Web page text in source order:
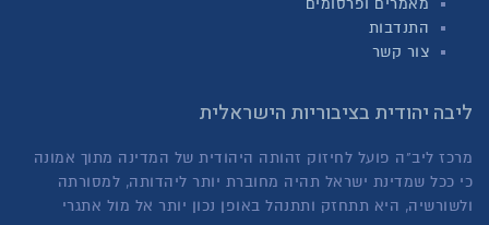
מאמרים ופרסומים
התנדבות
צור קשר
ליבה יהודית בציבוריות הישראלית
מרכז ליב"ה פועל לחיזוק זהותה היהודית של המדינה מתוך אמונה
כי ככל שמדינת ישראל תהיה מחוברת יותר ליהדותה, למסורתה
ולשורשיה, היא תתחזק ותתנהל באופן נכון יותר אל מול אתגרי